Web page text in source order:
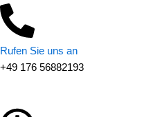
Rufen Sie uns an
+49 176 56882193